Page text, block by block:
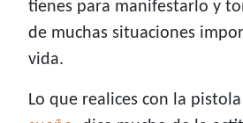
tienes para manifestarlo y
de muchas situaciones
vida.
Lo que realices con la